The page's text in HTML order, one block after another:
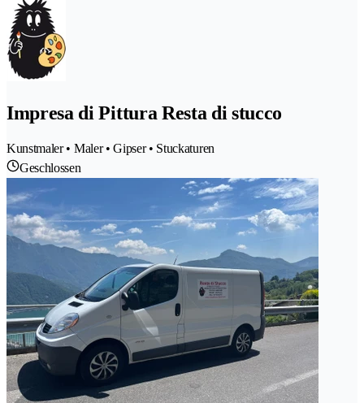
Impresa di Pittura Resta di stucco
Kunstmaler • Maler • Gipser • Stuckaturen
Geschlossen